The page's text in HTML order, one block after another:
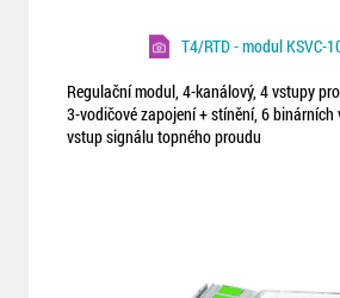
T4/RTD - modul KSVC-
Regulační modul, 4-kanálový, 4 vstupy
3-vodičové zapojení + stínění, 6 binárních
vstup signálu topného proudu